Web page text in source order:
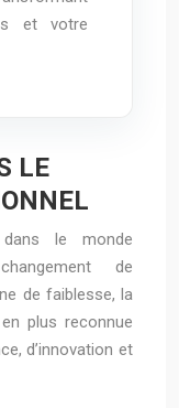
et votre
LE
dans le monde
de
de faiblesse, la
plus reconnue
d’innovation et